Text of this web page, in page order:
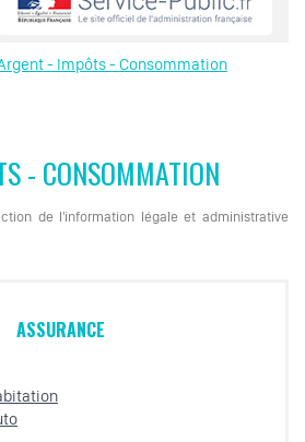
- Impôts - Consommation
- CONSOMMATION
de l'information légale et administrative
ASSURANCE